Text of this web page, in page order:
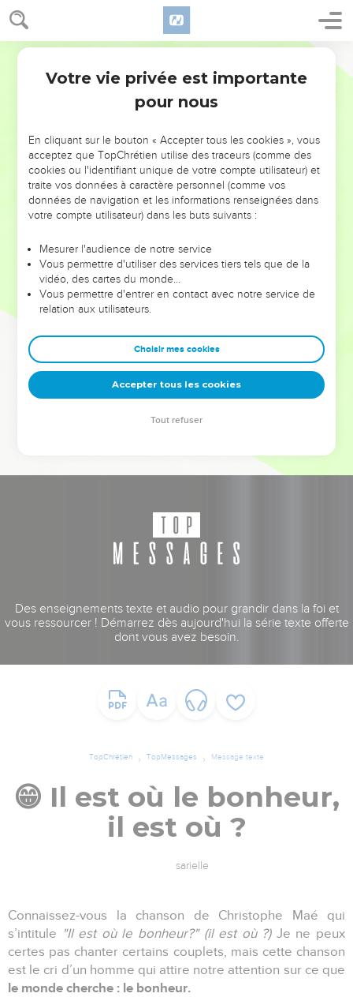
NE MANQUEZ PAS L’ÉVÉNEMENT
DE L’ANNÉE !
ET SI LEURS ERREURS POUVAIENT VOUS ÉVITER LES
VOTRES ?
leur foi ou leur vision. Mais on voit moins les doutes, les erreurs
et les saisons difficiles qu'ils ont traversés, alors même que ce
sont elles qui les ont façonnés.
Dans cette conférence, leaders, entrepreneurs, et responsables
clés pour avancer avec plus de sagesse afin que leurs erreurs
deviennent vos tremplins. Que vous guidiez un ministère, une
équipe, un groupe ou une famille, leur expérience est faite
pour vous.
Des enseignements texte et audio pour grandir dans la foi et
vous ressourcer ! Démarrez dès aujourd'hui la série texte offerte
dont vous avez besoin.
TopChrétien TopMessages Message texte
😁 Il est où le bonheur,
il est où ?
sarielle
Connaissez-vous la chanson de Christophe Maé qui
s’intitule
"Il est où le bonheur?" (il est où ?) Je ne peux
certes pas chanter certains couplets, mais cette chanson
est le cri d’un homme qui attire notre attention sur ce que
le monde cherche : le bonheur.
Votre vie privée est importante
pour nous
En cliquant sur le bouton « Accepter tous les cookies », vous
acceptez que TopChrétien utilise des traceurs (comme des
cookies ou l'identifiant unique de votre compte utilisateur) et
traite vos données à caractère personnel (comme vos
données de navigation et les informations renseignées dans
votre compte utilisateur) dans les buts suivants :
Mesurer l'audience de notre service
Vous permettre d'utiliser des services tiers tels que de la
vidéo, des cartes du monde…
Vous permettre d'entrer en contact avec notre service de
relation aux utilisateurs.
Choisir mes cookies
Accepter tous les cookies
Tout refuser